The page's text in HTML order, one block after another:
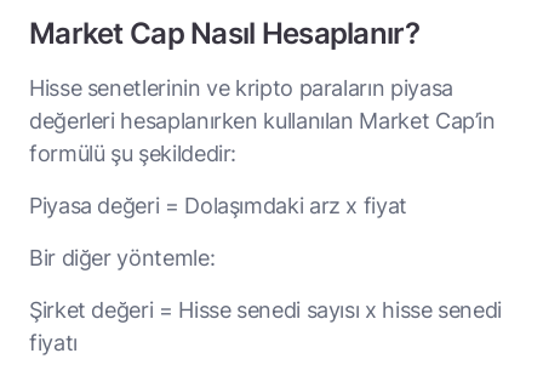
Market Cap Nasıl Hesaplanır?
Hisse senetlerinin ve kripto paraların piyasa
değerleri hesaplanırken kullanılan Market Cap’in
formülü şu şekildedir:
Piyasa değeri = Dolaşımdaki arz x fiyat
Bir diğer yöntemle:
Şirket değeri = Hisse senedi sayısı x hisse senedi
fiyatı